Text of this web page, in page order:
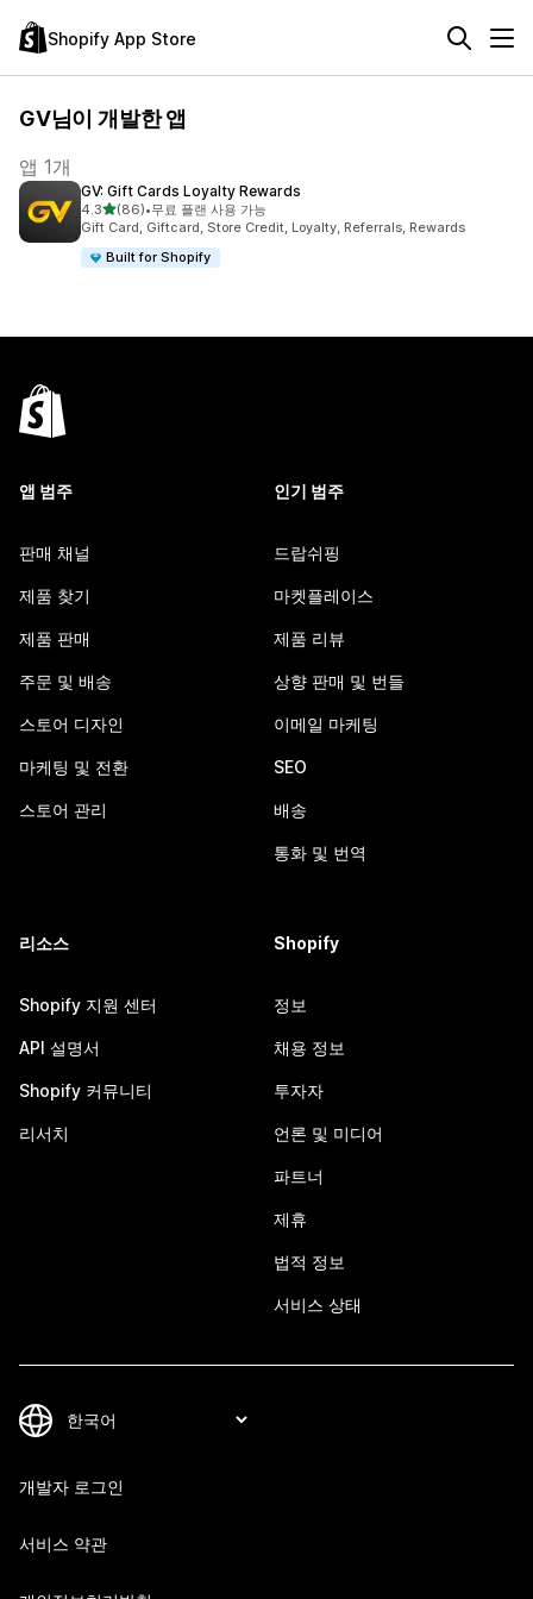
Shopify App Store
GV님이 개발한 앱
앱 1개
GV: Gift Cards Loyalty Rewards
4.3별 5개 중
(86)
총 리뷰 86개
•무료 플랜 사용 가능
Gift Card, Giftcard, Store Credit, Loyalty, Referrals, Rewards
Built for Shopify
앱 범주
판매 채널
제품 찾기
제품 판매
주문 및 배송
스토어 디자인
마케팅 및 전환
스토어 관리
인기 범주
드랍쉬핑
마켓플레이스
제품 리뷰
상향 판매 및 번들
이메일 마케팅
SEO
배송
통화 및 번역
리소스
Shopify 지원 센터
API 설명서
Shopify 커뮤니티
리서치
Shopify
정보
채용 정보
투자자
언론 및 미디어
파트너
제휴
법적 정보
서비스 상태
개발자 로그인
서비스 약관